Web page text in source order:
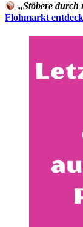
„Stöbere
Flohmarkt